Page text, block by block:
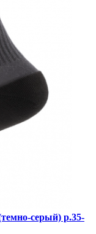
серый) р.35-